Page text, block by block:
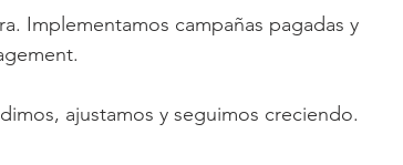
Implementamos campañas pagadas y
ajustamos y seguimos creciendo.